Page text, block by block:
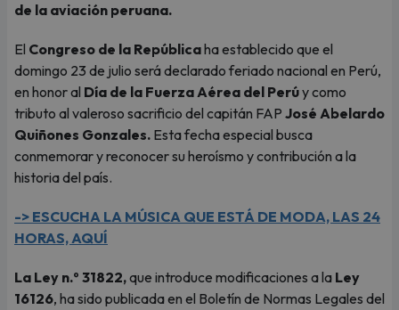
de la aviación peruana.
El Congreso de la Repúblicaha establecido que el
domingo 23 de julio será declarado feriado nacional en Perú,
en honor al Día de la Fuerza Aérea del Perúy como
tributo al valeroso sacrificio del capitán FAP José Abelardo
Quiñones Gonzales. Esta fecha especial busca
conmemorar y reconocer su heroísmo y contribución a la
historia del país.
-> ESCUCHA LA MÚSICA QUE ESTÁ DE MODA, LAS 24
HORAS, AQUÍ
La Ley n.º 31822,que introduce modificaciones a la Ley
16126, ha sido publicada en el Boletín de Normas Legales del